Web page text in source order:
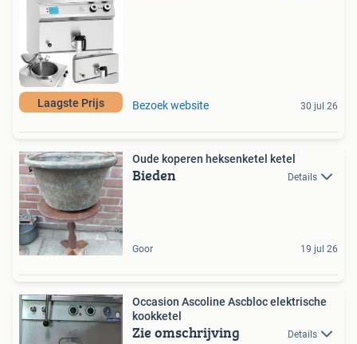
Laagste Prijs Bezoek website 30 jul 26
Oude koperen heksenketel ketel
Bieden Details
Goor 19 jul 26
Occasion Ascoline Ascbloc elektrische
kookketel
Zie omschrijving Details